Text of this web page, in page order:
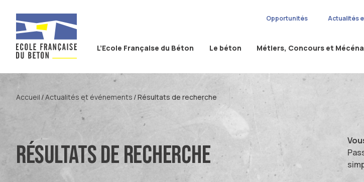
Opportunités Actualités
L’Ecole Française du Béton Le béton Métiers, Concours et
Accueil Actualités et événements Résultats de recherche
Résultats de recherche